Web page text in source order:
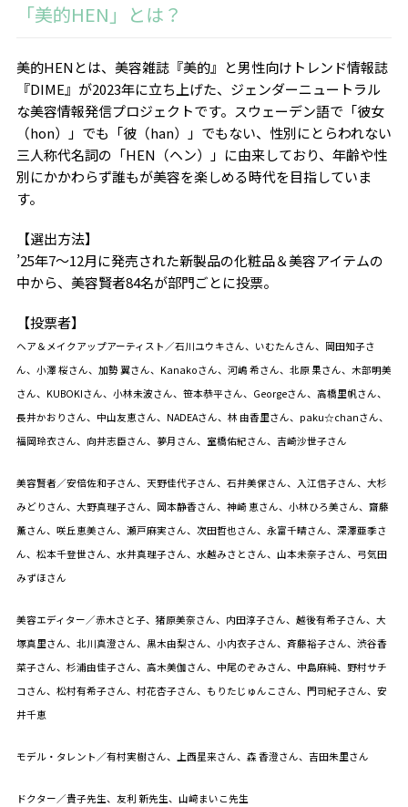
「美的HEN」とは？
美的HENとは、美容雑誌『美的』と男性向けトレンド情報誌
『DIME』が2023年に立ち上げた、ジェンダーニュートラル
な美容情報発信プロジェクトです。スウェーデン語で「彼女
（hon）」でも「彼（han）」でもない、性別にとらわれない
三人称代名詞の「HEN（ヘン）」に由来しており、年齢や性
別にかかわらず誰もが美容を楽しめる時代を目指していま
す。
【選出方法】
’25年7〜12月に発売された新製品の化粧品＆美容アイテムの
中から、美容賢者84名が部門ごとに投票。
【投票者】
ヘア＆メイクアップアーティスト／石川ユウキさん、いむたんさん、岡田知子さ
ん、小澤 桜さん、加勢 翼さん、Kanakoさん、河嶋 希さん、北原 果さん、木部明美
さん、KUBOKIさん、小林未波さん、笹本恭平さん、Georgeさん、高橋里帆さん、
長井かおりさん、中山友恵さん、NADEAさん、林 由香里さん、paku☆chanさん、
福岡玲衣さん、向井志臣さん、夢月さん、室橋佑紀さん、吉崎沙世子さん
美容賢者／安倍佐和子さん、天野佳代子さん、石井美保さん、入江信子さん、大杉
みどりさん、大野真理子さん、岡本静香さん、神崎 恵さん、小林ひろ美さん、齋藤
薫さん、咲丘恵美さん、瀬戸麻実さん、次田哲也さん、永富千晴さん、深澤亜季さ
ん、松本千登世さん、水井真理子さん、水越みさとさん、山本未奈子さん、弓気田
みずほさん
美容エディター／赤木さと子、猪原美奈さん、内田淳子さん、越後有希子さん、大
塚真里さん、北川真澄さん、黒木由梨さん、小内衣子さん、斉藤裕子さん、渋谷香
菜子さん、杉浦由佳子さん、高木美伽さん、中尾のぞみさん、中島麻純、野村サチ
コさん、松村有希子さん、村花杏子さん、もりたじゅんこさん、門司紀子さん、安
井千恵
モデル・タレント／有村実樹さん、上西星来さん、森 香澄さん、吉田朱里さん
ドクター／貴子先生、友利 新先生、山﨑まいこ先生